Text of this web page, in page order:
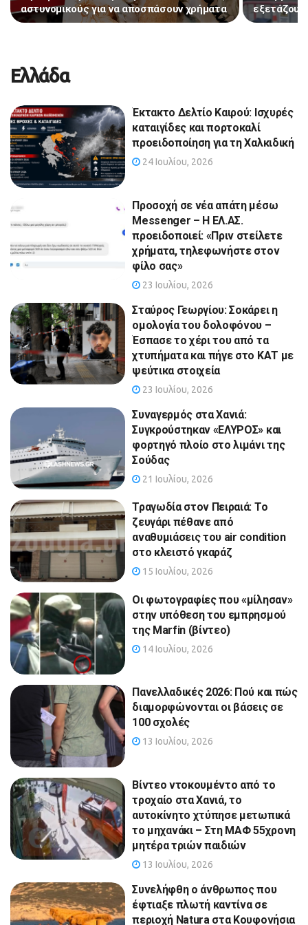
αστυνομικούς για να αποσπάσουν χρήματα
εξετάζουν
Ελλάδα
Έκτακτο Δελτίο Καιρού: Ισχυρές
καταιγίδες και πορτοκαλί
προειδοποίηση για τη Χαλκιδική
24 Ιουλίου, 2026
Προσοχή σε νέα απάτη μέσω
Messenger – Η ΕΛ.ΑΣ.
προειδοποιεί: «Πριν στείλετε
χρήματα, τηλεφωνήστε στον
φίλο σας»
23 Ιουλίου, 2026
Σταύρος Γεωργίου: Σοκάρει η
ομολογία του δολοφόνου –
Έσπασε το χέρι του από τα
χτυπήματα και πήγε στο ΚΑΤ με
ψεύτικα στοιχεία
23 Ιουλίου, 2026
Συναγερμός στα Χανιά:
Συγκρούστηκαν «ΕΛΥΡΟΣ» και
φορτηγό πλοίο στο λιμάνι της
Σούδας
21 Ιουλίου, 2026
Τραγωδία στον Πειραιά: Το
ζευγάρι πέθανε από
αναθυμιάσεις του air condition
στο κλειστό γκαράζ
15 Ιουλίου, 2026
Οι φωτογραφίες που «μίλησαν»
στην υπόθεση του εμπρησμού
της Marfin (βίντεο)
14 Ιουλίου, 2026
Πανελλαδικές 2026: Πού και πώς
διαμορφώνονται οι βάσεις σε
100 σχολές
13 Ιουλίου, 2026
Βίντεο ντοκουμέντο από το
τροχαίο στα Χανιά, το
αυτοκίνητο χτύπησε μετωπικά
το μηχανάκι – Στη ΜΑΦ 55χρονη
μητέρα τριών παιδιών
13 Ιουλίου, 2026
Συνελήφθη ο άνθρωπος που
έφτιαξε πλωτή καντίνα σε
περιοχή Natura στα Κουφονήσια